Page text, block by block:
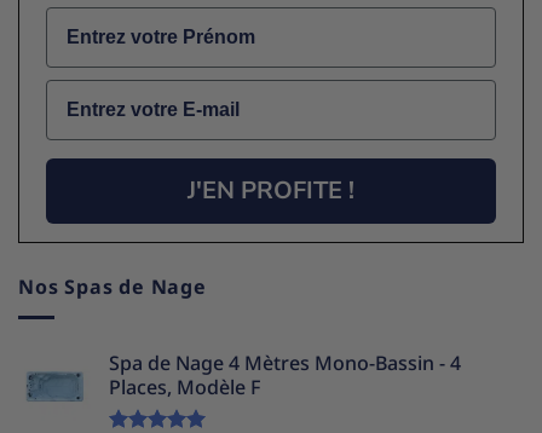
Name
Email
J'EN PROFITE !
Nos Spas de Nage
Spa de Nage 4 Mètres Mono-Bassin - 4
Places, Modèle F